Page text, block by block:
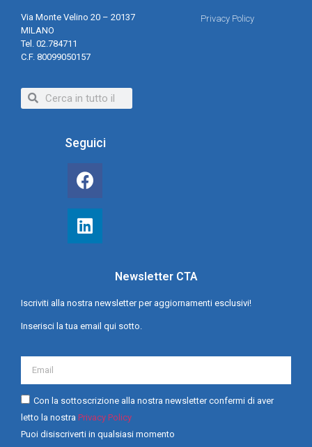
Via Monte Velino 20 – 20137
MILANO
Tel. 02.784711
C.F. 80099050157
Privacy Policy
Seguici
Newsletter CTA
Iscriviti alla nostra newsletter per aggiornamenti esclusivi!
Inserisci la tua email qui sotto.
Con la sottoscrizione alla nostra newsletter confermi di aver
letto la nostra Privacy Policy
Puoi disiscriverti in qualsiasi momento